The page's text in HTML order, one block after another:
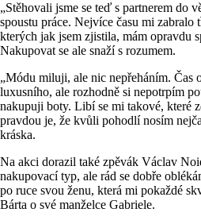
„Stěhovali jsme se teď s partnerem do
spoustu práce. Nejvíce času mi zabralo
kterých jak jsem zjistila, mám opravdu
Nakupovat se ale snaží s rozumem.
„Módu miluji, ale nic nepřeháním. Čas
luxusního, ale rozhodně si nepotrpím
nakupuji boty. Libí se mi takové, které
pravdou je, že kvůli pohodlí nosím
kráska.
Na akci dorazil také zpěvák Václav
nakupovací typ, ale rád se dobře
po ruce svou ženu, která mi pokaždé
Bárta o své manželce Gabriele.